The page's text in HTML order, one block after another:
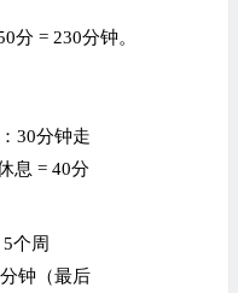
分 = 230分钟。
30分钟走
息 = 40分
个周
钟（最后